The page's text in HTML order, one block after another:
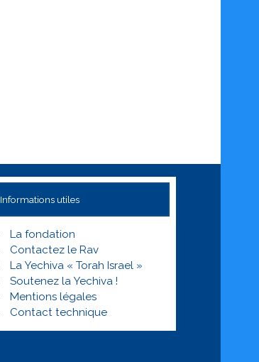
Informations utiles
La fondation
Contactez le Rav
La Yechiva « Torah Israel »
Soutenez la Yechiva !
Mentions légales
Contact technique